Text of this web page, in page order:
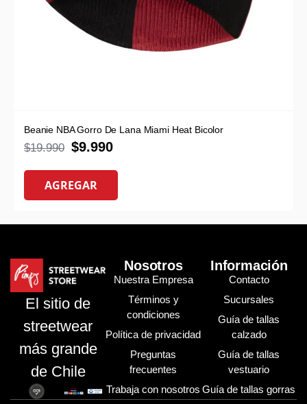
Beanie NBA Gorro De Lana Miami Heat Bicolor
$19.990 $9.990
AGREGAR
El sitio de
streetwear
más grande
de Chile
Nosotros
Nuestra Empresa
Términos y
condiciones
Política de privacidad
Preguntas
frecuentes
Trabaja con nosotros
Información
Contacto
Sucursales
Guía de tallas
calzado
Guía de tallas
vestuario
Guía de tallas gorras